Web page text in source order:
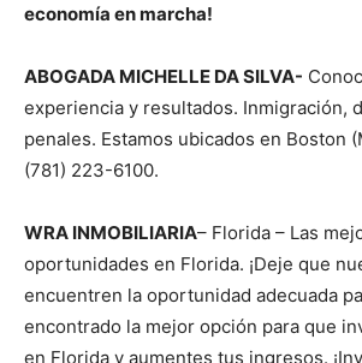
economía en marcha!
ABOGADA MICHELLE DA SILVA-
experiencia y resultados. Inmigración,
penales. Estamos ubicados en Boston
(781) 223-6100.
WRA INMOBILIARIA– Florida – Las
oportunidades en Florida. ¡Deje que
encuentren la oportunidad adecuada
encontrado la mejor opción para que
en Florida y aumentes tus ingresos.